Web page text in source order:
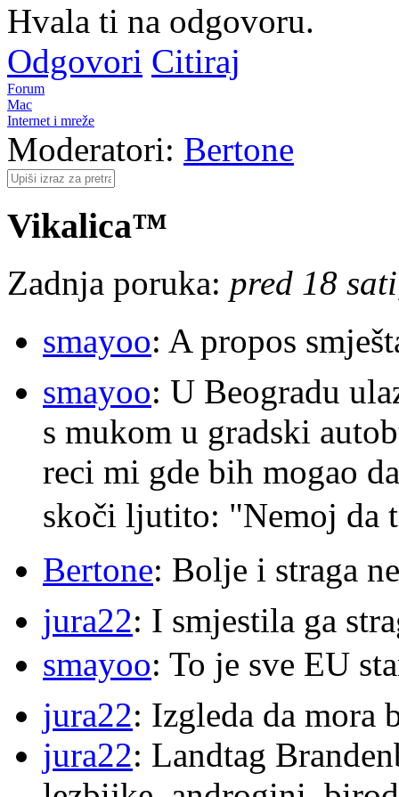
Hvala ti na odgovoru.
Odgovori Citiraj
Forum
Mac
Internet i mreže
Moderatori: Bertone
Vikalica™
Zadnja poruka: pred 18
smayoo: A propos
smayoo: U Beogradu
s mukom u gradski
reci mi gde bih mogao
skoči ljutito: "Nemoj da
Bertone: Bolje i straga
jura22: I smjestila ga
smayoo: To je sve EU
jura22: Izgleda da mora
jura22: Landtag